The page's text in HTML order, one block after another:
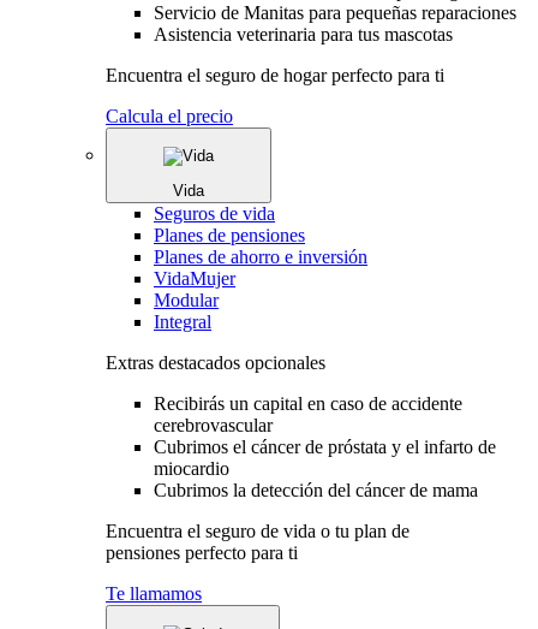
Servicio de Manitas para pequeñas reparaciones
Asistencia veterinaria para tus mascotas
Encuentra el seguro de hogar perfecto para ti
Calcula el precio
Vida
Seguros de vida
Planes de pensiones
Planes de ahorro e inversión
VidaMujer
Modular
Integral
Extras destacados opcionales
Recibirás un capital en caso de accidente
cerebrovascular
Cubrimos el cáncer de próstata y el infarto de
miocardio
Cubrimos la detección del cáncer de mama
Encuentra el seguro de vida o tu plan de
pensiones perfecto para ti
Te llamamos